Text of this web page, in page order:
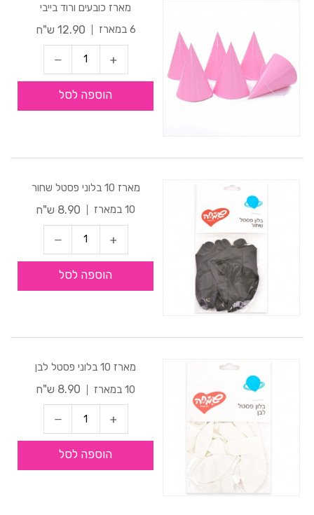
מארז כובעים ורוד בייבי
6 במארז
12.90 ש"ח
הוספה לסל
מארז 10 בלוני פסטל שחור
10 במארז
8.90 ש"ח
הוספה לסל
מארז 10 בלוני פסטל לבן
10 במארז
8.90 ש"ח
הוספה לסל